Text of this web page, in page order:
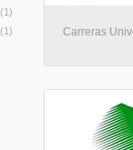
(1)
(1) Carreras